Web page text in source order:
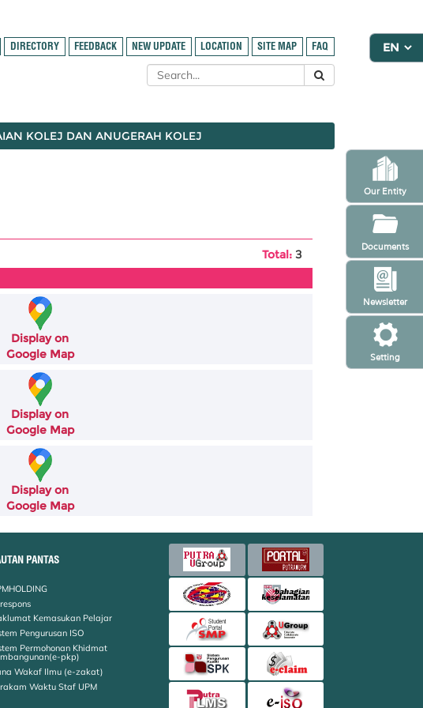
Setting
Newsletter
Our Entity
Documents
DIRECTORY FEEDBACK NEW UPDATE LOCATION SITE MAP FAQ
KOLEJ DAN ANUGERAH KOLEJ
Total:3
Display on
Google Map
Display on
Google Map
Display on
Google Map
PANTAS
Kemasukan Pelajar
Pengurusan ISO
Permohonan Khidmat
pkp)
Wakaf Ilmu (e-zakat)
Waktu Staf UPM